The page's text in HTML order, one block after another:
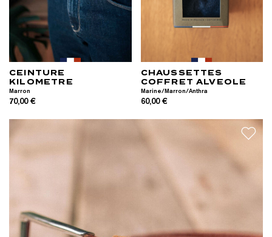
CEINTURE
KILOMETRE
Marron
70,00 €
CHAUSSETTES
COFFRET ALVEOLE
Marine/Marron/Anthra
60,00 €